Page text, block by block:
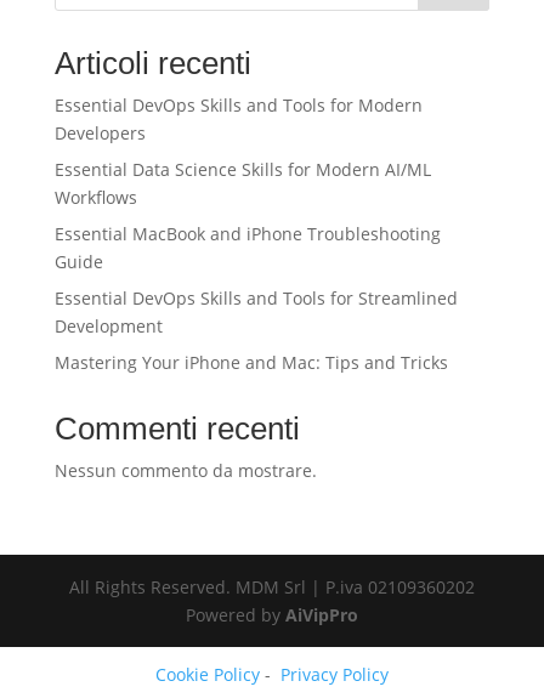
Articoli recenti
Essential DevOps Skills and Tools for Modern
Developers
Essential Data Science Skills for Modern AI/ML
Workflows
Essential MacBook and iPhone Troubleshooting
Guide
Essential DevOps Skills and Tools for Streamlined
Development
Mastering Your iPhone and Mac: Tips and Tricks
Commenti recenti
Nessun commento da mostrare.
All Rights Reserved. MDM Srl | P.iva 02109360202
Powered by AiVipPro
Cookie Policy - Privacy Policy